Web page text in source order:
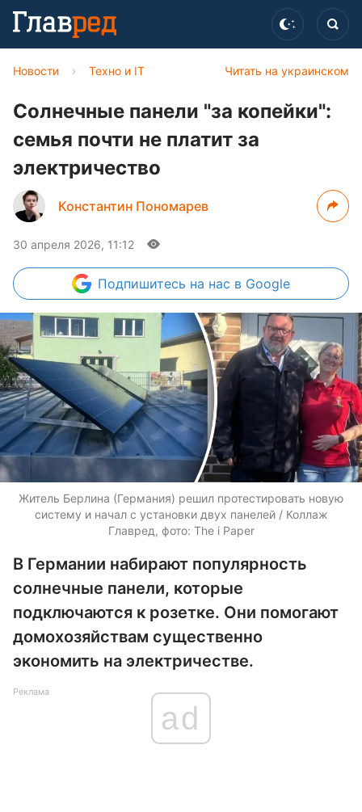
Читать на украинском
Новости › Техно и IT
Солнечные панели "за копейки":
семья почти не платит за
электричество
Константин Пономарев
30 апреля 2026, 11:12
Подпишитесь на нас в Google
Житель Берлина (Германия) решил протестировать новую
систему и начал с установки двух панелей / Коллаж
Главред, фото: The i Paper
В Германии набирают популярность
солнечные панели, которые
подключаются к розетке. Они помогают
домохозяйствам существенно
экономить на электричестве.
Реклама
ad